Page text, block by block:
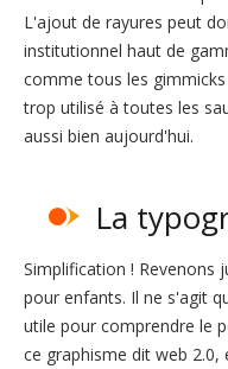
L'ajout de rayures peut
institutionnel haut de
comme tous les
trop utilisé à toutes les
aussi bien aujourd'hui.
La
Simplification ! Revenons
pour enfants. Il ne s'agit
utile pour comprendre le
ce graphisme dit web